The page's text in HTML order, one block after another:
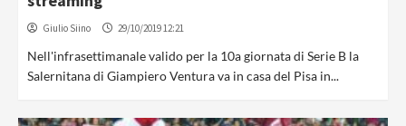
Giulio Siino 29/10/2019 12:21
Nell'infrasettimanale valido per la 10a giornata di Serie B la
Salernitana di Giampiero Ventura va in casa del Pisa in...